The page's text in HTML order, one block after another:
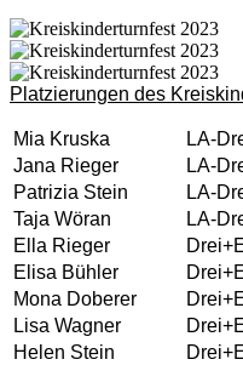
Platzierungen des
Mia Kruska LA-
Jana Rieger
LA-
Patrizia Stein
LA-
Taja Wöran
LA-
Ella Rieger
Elisa Bühler
Mona Doberer
Lisa Wagner
Helen Stein